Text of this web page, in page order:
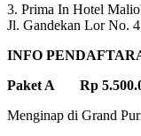
3. Prima In Hotel
Jl. Gandekan Lor No.
INFO
Paket A Rp
Menginap di Grand